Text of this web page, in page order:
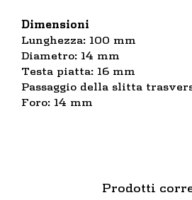
Dimensioni
Lunghezza: 100 mm
Diametro: 14 mm
Testa piatta: 16 mm
Passaggio della slitta
Foro: 14 mm
Prodotti